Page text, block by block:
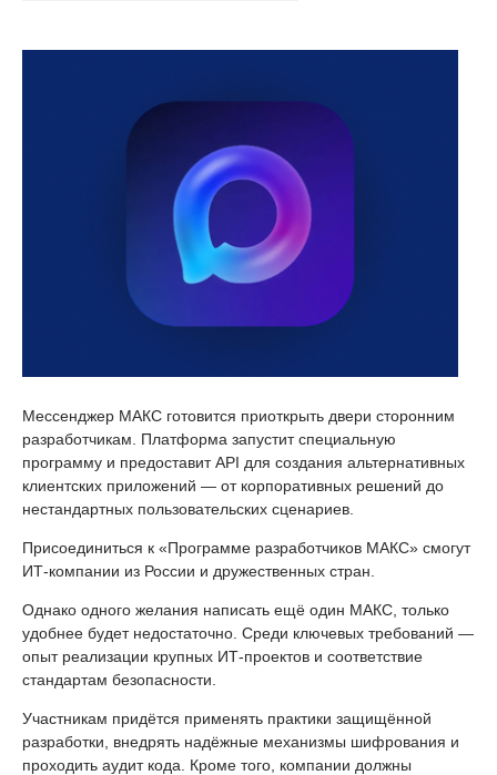
Мессенджер МАКС готовится приоткрыть двери сторонним
разработчикам. Платформа запустит специальную
программу и предоставит API для создания альтернативных
клиентских приложений — от корпоративных решений до
нестандартных пользовательских сценариев.
Присоединиться к «Программе разработчиков МАКС» смогут
ИТ-компании из России и дружественных стран.
Однако одного желания написать ещё один МАКС, только
удобнее будет недостаточно. Среди ключевых требований —
опыт реализации крупных ИТ-проектов и соответствие
стандартам безопасности.
Участникам придётся применять практики защищённой
разработки, внедрять надёжные механизмы шифрования и
проходить аудит кода. Кроме того, компании должны